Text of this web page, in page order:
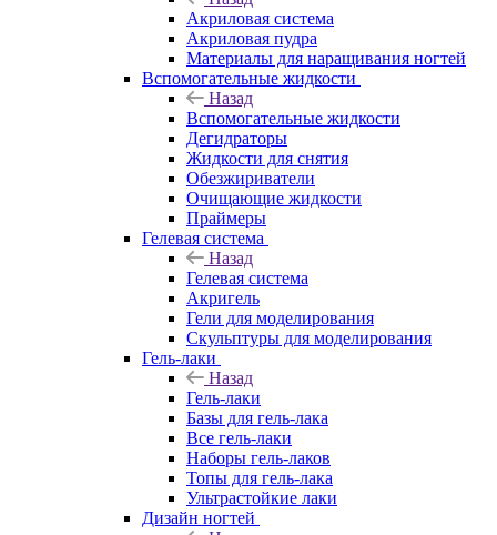
Акриловая система
Акриловая пудра
Материалы для наращивания ногтей
Вспомогательные жидкости
Назад
Вспомогательные жидкости
Дегидраторы
Жидкости для снятия
Обезжириватели
Очищающие жидкости
Праймеры
Гелевая система
Назад
Гелевая система
Акригель
Гели для моделирования
Скульптуры для моделирования
Гель-лаки
Назад
Гель-лаки
Базы для гель-лака
Все гель-лаки
Наборы гель-лаков
Топы для гель-лака
Ультрастойкие лаки
Дизайн ногтей